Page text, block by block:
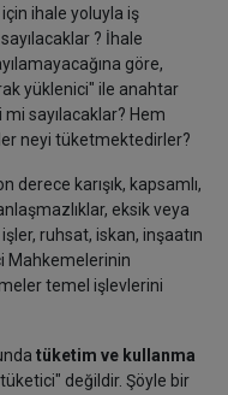
ihale yoluyla iş
? İhale
göre,
yüklenici" ile anahtar
sayılacaklar? Hem
neyi tüketmektedirler?
karışık, kapsamlı,
eksik veya
ruhsat, iskan, inşaatın
Mahkemelerinin
temel işlevlerini
tüketim ve kullanma
değildir. Şöyle bir